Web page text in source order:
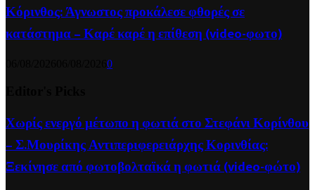
Κόρινθος: Άγνωστος προκάλεσε φθορές σε
κατάστημα – Καρέ καρέ η επίθεση (video-φωτο)
0
Χωρίς ενεργό μέτωπο η φωτιά στο Στεφάνι Κορίνθου
– Σ.Μουρίκης Αντιπεριφερειάρχης Κορινθίας:
Ξεκίνησε από φωτοβολταϊκά η φωτιά (video-φώτο)